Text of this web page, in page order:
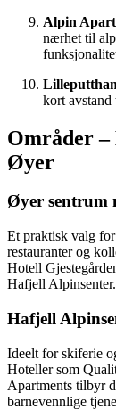
Alpin
nærhet til
kort
Områder
Øyer
Øyer sentrum
Et praktisk valg
restauranter og
Hotell
Hafjell Alpinsenter.
Hafjell
Ideelt for skiferie
Hoteller som
Apartments tilbyr
barnevennlige